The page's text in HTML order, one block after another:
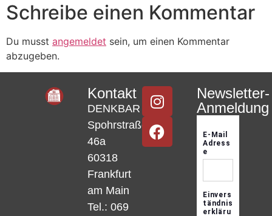
Schreibe einen Kommentar
Du musst angemeldet sein, um einen Kommentar
abzugeben.
Kontakt
DENKBAR
Spohrstraße
46a
60318
Frankfurt
am Main
Tel.: 069
Newsletter-
Anmeldung